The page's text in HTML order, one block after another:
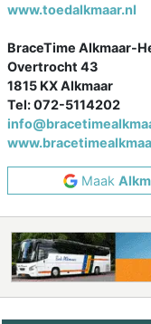
www.toedalkmaar.nl
BraceTime Alkmaar-
Overtrocht 43
1815 KX Alkmaar
Tel: 072-5114202
Maak